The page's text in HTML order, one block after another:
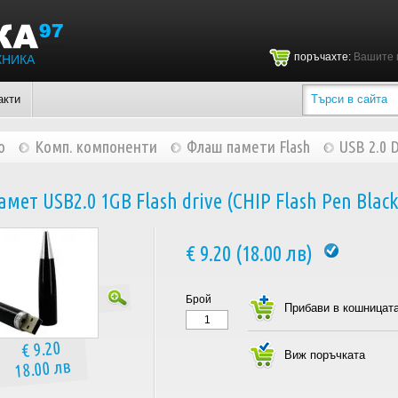
поръчахте: Вашите
Комп. компоненти Флаш памети Flash USB 2.0
USB2.0 1GB Flash drive (CHIP Flash Pen
€ 9.20
18.00 лв
€ 9.20 (18.00 лв)
Брой